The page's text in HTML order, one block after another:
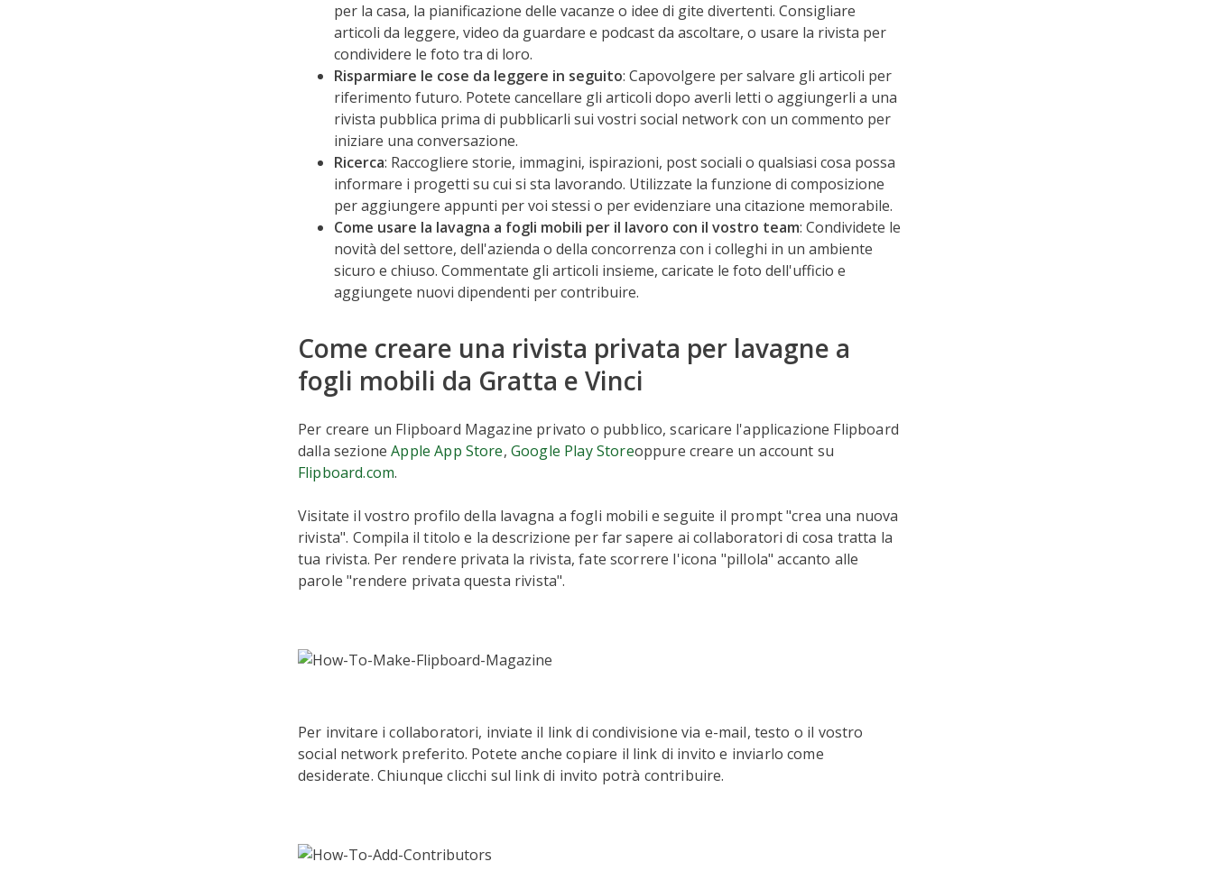
per la casa, la pianificazione delle vacanze o idee di gite divertenti. Consigliare
articoli da leggere, video da guardare e podcast da ascoltare, o usare la rivista per
condividere le foto tra di loro.
Risparmiare le cose da leggere in seguito: Capovolgere per salvare gli articoli per
riferimento futuro. Potete cancellare gli articoli dopo averli letti o aggiungerli a una
rivista pubblica prima di pubblicarli sui vostri social network con un commento per
iniziare una conversazione.
Ricerca: Raccogliere storie, immagini, ispirazioni, post sociali o qualsiasi cosa possa
informare i progetti su cui si sta lavorando. Utilizzate la funzione di composizione
per aggiungere appunti per voi stessi o per evidenziare una citazione memorabile.
Come usare la lavagna a fogli mobili per il lavoro con il vostro team: Condividete le
novità del settore, dell'azienda o della concorrenza con i colleghi in un ambiente
sicuro e chiuso. Commentate gli articoli insieme, caricate le foto dell'ufficio e
aggiungete nuovi dipendenti per contribuire.
Come creare una rivista privata per lavagne a
fogli mobili da Gratta e Vinci
Per creare un Flipboard Magazine privato o pubblico, scaricare l'applicazione Flipboard
dalla sezioneApple App Store, Google Play Storeoppure creare un account su
Flipboard.com.
Visitate il vostro profilo della lavagna a fogli mobili e seguite il prompt "crea una nuova
rivista". Compila il titolo e la descrizione per far sapere ai collaboratori di cosa tratta la
tua rivista. Per rendere privata la rivista, fate scorrere l'icona "pillola" accanto alle
parole "rendere privata questa rivista".
Per invitare i collaboratori, inviate il link di condivisione via e-mail, testo o il vostro
social network preferito. Potete anche copiare il link di invito e inviarlo come
desiderate. Chiunque clicchi sul link di invito potrà contribuire.